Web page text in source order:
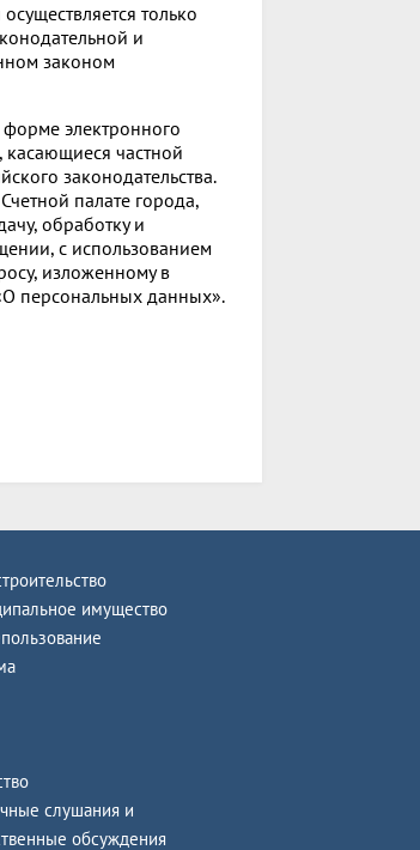
только
и
законом
электронного
частной
законодательства.
палате города,
обработку и
с использованием
изложенному в
персональных данных».
имущество
слушания и
обсуждения